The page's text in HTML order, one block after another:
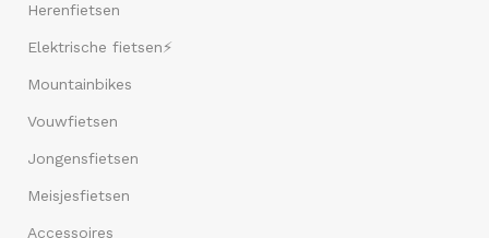
Herenfietsen
Elektrische fietsen⚡
Mountainbikes
Vouwfietsen
Jongensfietsen
Meisjesfietsen
Accessoires